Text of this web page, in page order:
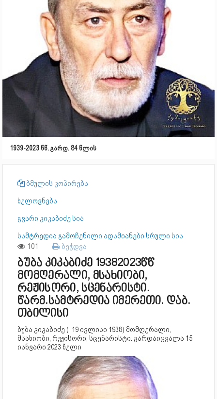
1939-2023 წწ. გარდ. 84 წლის
ბმულის კოპირება
ხელოვნება
გვარი კიკაბიძე სია
სამტრედია გამოჩენილი ადამიანები სრული სია
101 ბეჭდვა
ბუბა კიკაბიძე 19382023წწ
მომღერალი, მსახიობი,
რეჟისორი, სცენარისტი.
წარმ.სამტრედია იმერეთი. დაბ.
თბილისი
ბუბა კიკაბიძე ( 19 ივლისი 1938) მომღერალი,
მსახიობი, რეჟისორი, სცენარისტი. გარდაიცვალა 15
იანვარი 2023 წელი